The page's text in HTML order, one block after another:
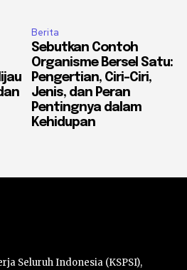
Berita
Sebutkan Contoh
Organisme Bersel Satu:
Pengertian, Ciri-Ciri,
Jenis, dan Peran
Pentingnya dalam
Kehidupan
Seluruh Indonesia (KSPSI),